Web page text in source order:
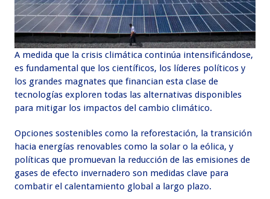
A medida que la crisis climática continúa intensificándose,
es fundamental que los científicos, los líderes políticos y
los grandes magnates que financian esta clase de
tecnologías exploren todas las alternativas disponibles
para mitigar los impactos del cambio climático.
Opciones sostenibles como la reforestación, la transición
hacia energías renovables como la solar o la eólica, y
políticas que promuevan la reducción de las emisiones de
gases de efecto invernadero son medidas clave para
combatir el calentamiento global a largo plazo.